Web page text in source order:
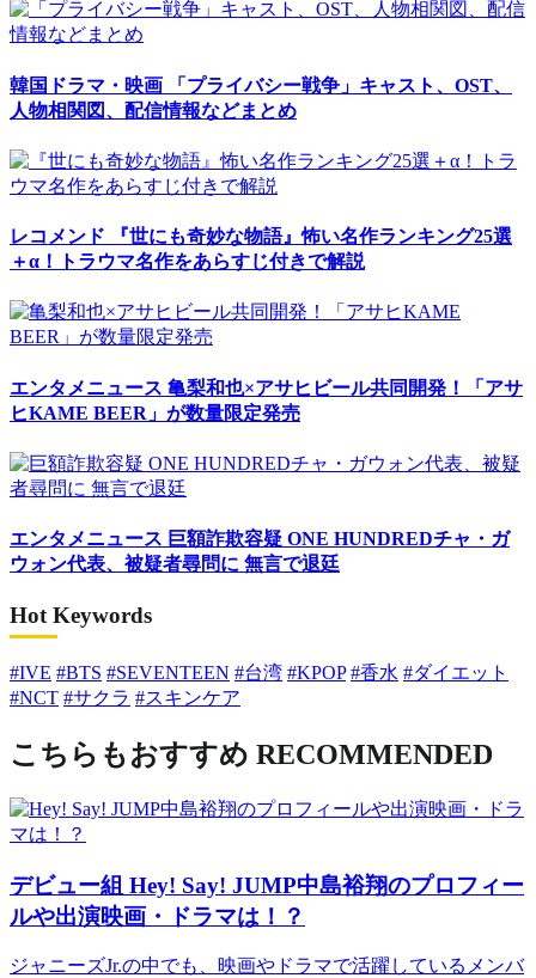
韓国ドラマ・映画 「プライバシー戦争」キャスト、OST、
人物相関図、配信情報などまとめ
レコメンド 『世にも奇妙な物語』怖い名作ランキング25選
＋α！トラウマ名作をあらすじ付きで解説
エンタメニュース 亀梨和也×アサヒビール共同開発！「アサ
ヒKAME BEER」が数量限定発売
エンタメニュース 巨額詐欺容疑 ONE HUNDREDチャ・ガ
ウォン代表、被疑者尋問に 無言で退廷
Hot Keywords
#IVE #BTS #SEVENTEEN #台湾 #KPOP #香水 #ダイエット
#NCT #サクラ #スキンケア
こちらもおすすめ RECOMMENDED
デビュー組 Hey! Say! JUMP中島裕翔のプロフィー
ルや出演映画・ドラマは！？
ジャニーズJr.の中でも、映画やドラマで活躍しているメンバ